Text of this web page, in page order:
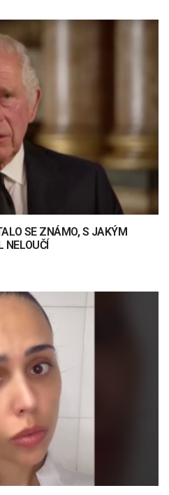
SE ZNÁMO, S JAKÝM
NELOUČÍ